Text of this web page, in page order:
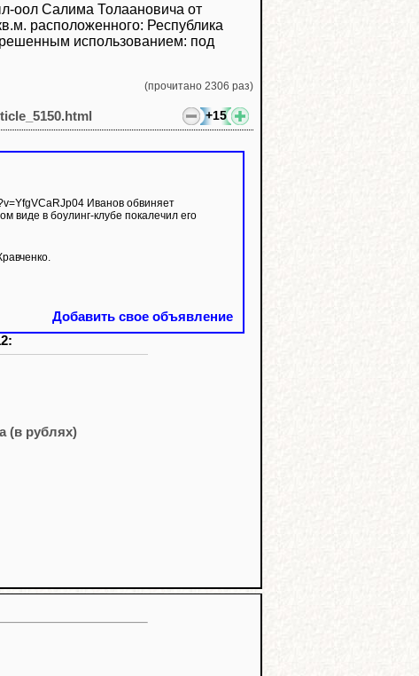
оол Салима Толаановича от
расположенного: Республика
использованием: под
(прочитано 2306 раз)
+15
виде в боулинг-клубе покалечил его
Добавить свое объявление
(в рублях)